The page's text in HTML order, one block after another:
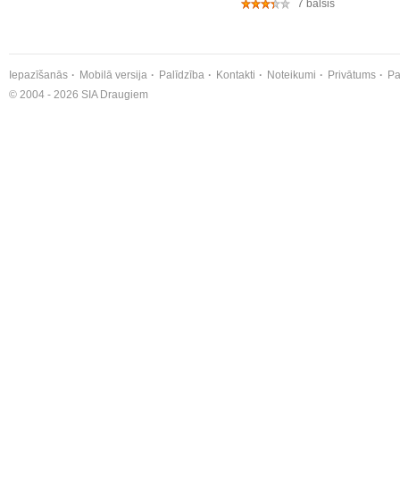
7 balsis
Iepazīšanās Mobilā versija Palīdzība Kontakti Noteikumi Privātums
© 2004 - 2026 SIA Draugiem